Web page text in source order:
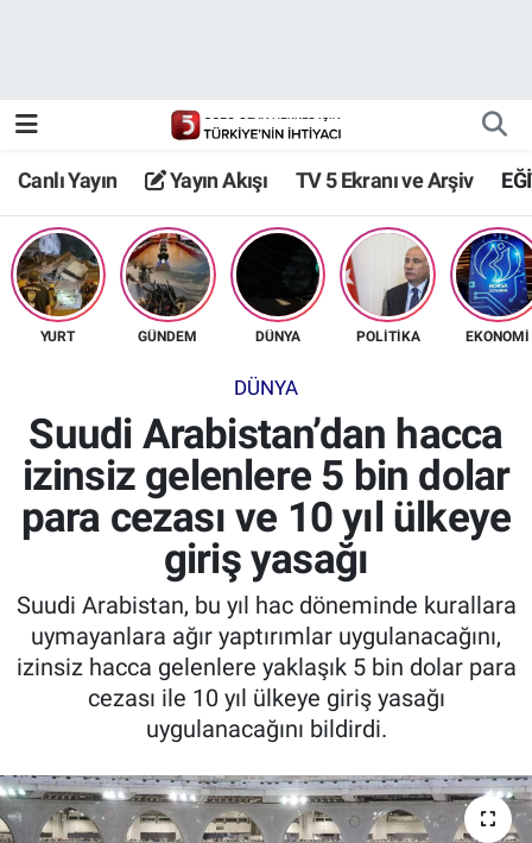
Canlı Yayın Yayın Akışı TV 5 Ekranı ve Arşiv
YURT GÜNDEM DÜNYA POLİTİKA EKONOMİ
DÜNYA
Suudi Arabistan’dan hacca
izinsiz gelenlere 5 bin dolar
para cezası ve 10 yıl ülkeye
giriş yasağı
Suudi Arabistan, bu yıl hac döneminde kurallara
uymayanlara ağır yaptırımlar uygulanacağını,
izinsiz hacca gelenlere yaklaşık 5 bin dolar para
cezası ile 10 yıl ülkeye giriş yasağı
uygulanacağını bildirdi.
TV 5 Ekranı ve Arşiv